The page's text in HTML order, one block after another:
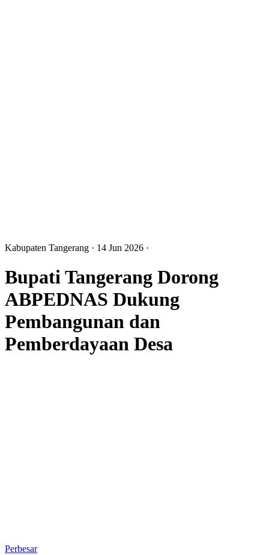
Kabupaten Tangerang · 14 Jun 2026 ·
Bupati Tangerang Dorong
ABPEDNAS Dukung
Pembangunan dan
Pemberdayaan Desa
Perbesar